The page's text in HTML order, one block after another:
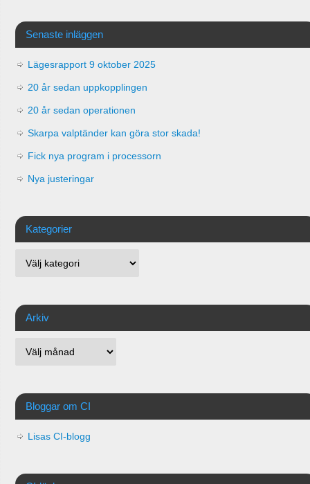
Senaste inläggen
Lägesrapport 9 oktober 2025
20 år sedan uppkopplingen
20 år sedan operationen
Skarpa valptänder kan göra stor skada!
Fick nya program i processorn
Nya justeringar
Kategorier
Arkiv
Bloggar om CI
Lisas CI-blogg